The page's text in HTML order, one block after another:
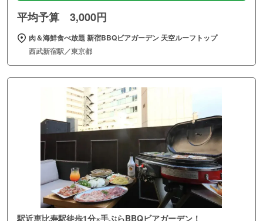
平均予算 3,000円
肉＆海鮮食べ放題 新宿BBQビアガーデン 天空ルーフトップ
西武新宿駅／東京都
駅近恵比寿駅徒歩1分×手ぶらBBQビアガーデン！